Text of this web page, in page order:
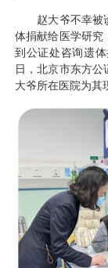
赵大爷不幸被诊
体捐献给医学研究
到公证处咨询遗
日，北京市东方
大爷所在医院为其